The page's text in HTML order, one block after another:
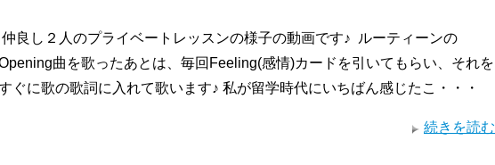
仲良し２人のプライベートレッスンの様子の動画です♪ ルーティーンの
曲を歌ったあとは、毎回Feeling(感情)カードを引いてもらい、それを
ぐに歌の歌詞に入れて歌います♪ 私が留学時代にいちばん感じたこ・・・
続きを読む